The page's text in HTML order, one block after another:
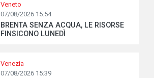
Veneto
07/08/2026 15:54
BRENTA SENZA ACQUA, LE RISORSE
FINSICONO LUNEDÌ
Venezia
07/08/2026 15:39